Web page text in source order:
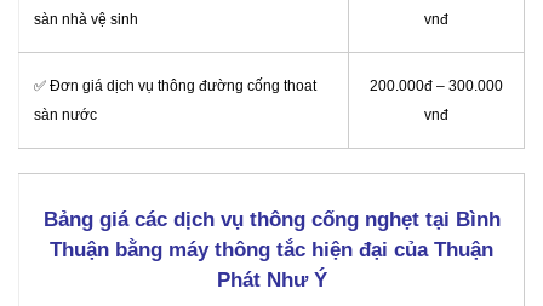
sàn nhà vệ sinh
vnđ
✅ Đơn giá dịch vụ thông đường cống thoat
sàn nước
200.000đ – 300.000
vnđ
Bảng giá các dịch vụ thông cống nghẹt tại Bình
Thuận bằng máy thông tắc hiện đại của Thuận
Phát Như Ý